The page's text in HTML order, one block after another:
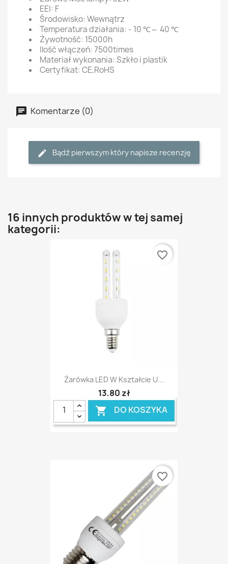
EEI: F
Środowisko: Wewnątrz
Temperatura działania: - 10 ℃～ 40 ℃
Żywotność: 15000h
Ilość włączeń: 7500times
Materiał wykonania: Szkło i plastik
Certyfikat: CE,RoHS
Komentarze (0)
Bądź pierwszym który napisze recenzję
16 innych produktów w tej samej
kategorii:
Żarówka LED W Kształcie U...
13,80 zł
 DO KOSZYKA
favorite_border
favorite_border